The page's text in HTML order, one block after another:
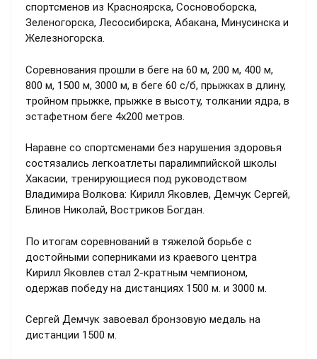
спортсменов из Красноярска, Сосновоборска,
Зеленогорска, Лесосибирска, Абакана, Минусинска и
Железногорска.
Соревнования прошли в беге на 60 м, 200 м, 400 м,
800 м, 1500 м, 3000 м, в беге 60 с/б, прыжках в длину,
тройном прыжке, прыжке в высоту, толкании ядра, в
эстафетном беге 4х200 метров.
Наравне со спортсменами без нарушения здоровья
состязались легкоатлеты паралимпийской школы
Хакасии, тренирующиеся под руководством
Владимира Волкова: Кирилл Яковлев, Демчук Сергей,
Блинов Николай, Востриков Богдан.
По итогам соревнований в тяжелой борьбе с
достойными соперниками из краевого центра
Кирилл Яковлев стал 2-кратным чемпионом,
одержав победу на дистанциях 1500 м. и 3000 м.
Сергей Демчук завоевал бронзовую медаль на
дистанции 1500 м.